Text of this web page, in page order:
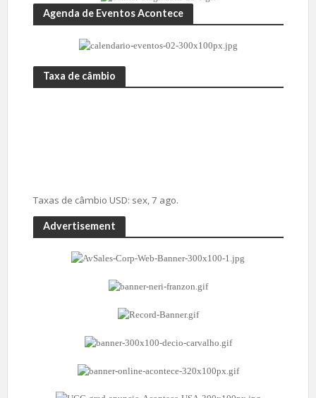
Agenda de Eventos Acontece
Taxa de câmbio
Taxas de câmbio USD: sex, 7 ago.
Advertisement